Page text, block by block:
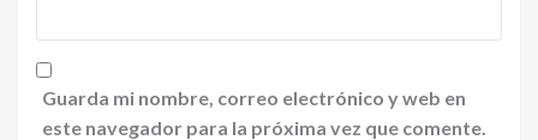
Guarda mi nombre, correo electrónico y web en
este navegador para la próxima vez que comente.